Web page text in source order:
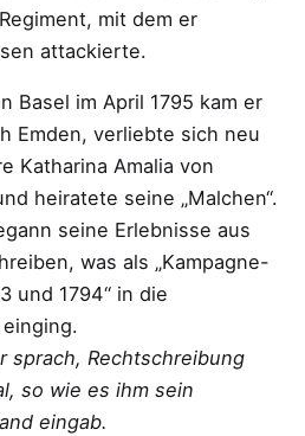
mit dem er
attackierte.
Basel im April 1795 kam er
Emden, verliebte sich neu
Katharina Amalia von
heiratete seine „Malchen“.
seine Erlebnisse aus
was als „Kampagne-
und 1794“ in die
sprach, Rechtschreibung
so wie es ihm sein
eingab.